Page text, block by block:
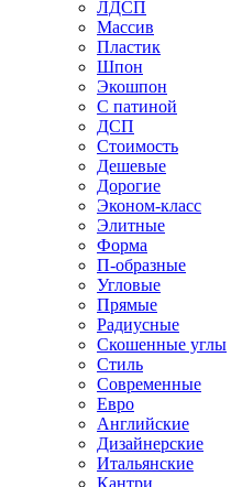
ЛДСП
Массив
Пластик
Шпон
Экошпон
С патиной
ДСП
Стоимость
Дешевые
Дорогие
Эконом-класс
Элитные
Форма
П-образные
Угловые
Прямые
Радиусные
Скошенные углы
Стиль
Современные
Евро
Английские
Дизайнерские
Итальянские
Кантри